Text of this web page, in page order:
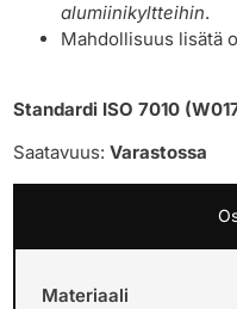
alumiinikyltteihin.
Mahdollisuus lisätä
Standardi ISO 7010
Saatavuus:Varastossa
Materiaali